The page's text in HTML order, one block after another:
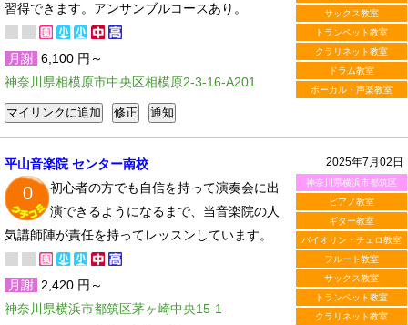
サックス教室
トランペット教室
クラリネット教室
ドラム教室
ボーカル・声楽教室
習得できます。アンサンブルコースあり。
月謝 6,100 円～
神奈川県相模原市中央区相模原2-3-16-A201
2025年7月02日
神奈川県横浜市都筑区
ピアノ教室
ギター教室
バイオリン・チェロ教室
フルート教室
サックス教室
トランペット教室
クラリネット教室
平山音楽院 センター南校
0
初心者の方でも自信を持って演奏会に出
演できるようになるまで、当音楽院の人
気講師陣が責任を持ってレッスンしています。
月謝 2,420 円～
神奈川県横浜市都筑区茅ヶ崎中央15-1